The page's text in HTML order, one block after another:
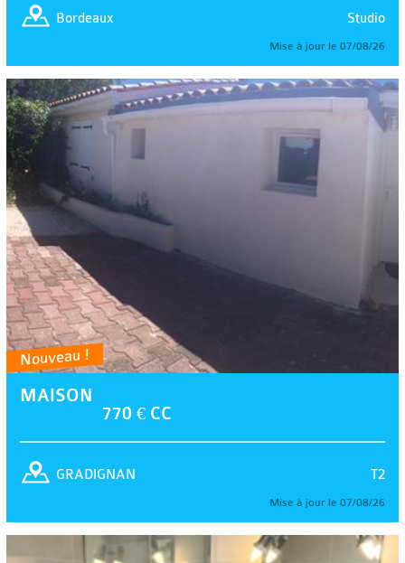
Studio
Bordeaux
Mise à jour le 07/08/26
Nouveau !
MAISON
770 € CC
T2
GRADIGNAN
Mise à jour le 07/08/26